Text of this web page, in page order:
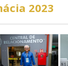
2023